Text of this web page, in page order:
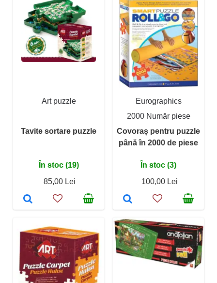
Art puzzle
Tavite sortare puzzle
În stoc (19)
85,00 Lei
Eurographics
2000 Număr piese
Covoraș pentru puzzle
până în 2000 de piese
În stoc (3)
100,00 Lei